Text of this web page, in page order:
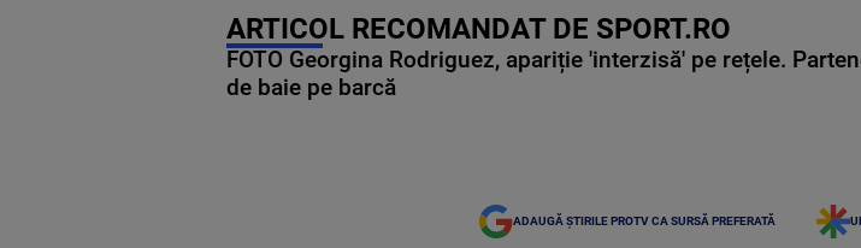
ARTICOL RECOMANDAT DE SPORT.RO
FOTO Georgina Rodriguez, apariție 'interzisă' pe rețele.
de baie pe barcă
ADAUGĂ ȘTIRILE PROTV CA SURSĂ PREFERATĂ